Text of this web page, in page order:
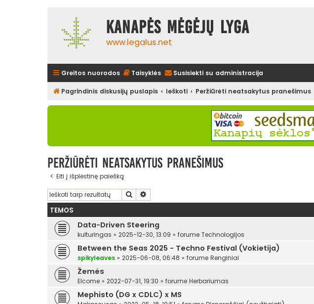
Kanapės mėgėjų lyga
www.legalus.net
Greitos nuorodos Taisyklės Susisiekti su administracija
Pagrindinis diskusijų puslapis Ieškoti Peržiūrėti neatsakytus pranešimus
Peržiūrėti neatsakytus pranešimus
Eiti į išplėstinę paiešką
Ieškoti
TEMOS
Data-Driven Steering
kulturingas » 2025-12-30, 13:09 » forume Technologijos
Between the Seas 2025 - Techno Festival (Vokietija)
spikyleaves » 2025-06-08, 06:48 » forume Renginiai
Žemės
Elcome » 2022-07-31, 19:30 » forume Herbariumas
Mephisto (DG x CDLC) x MS